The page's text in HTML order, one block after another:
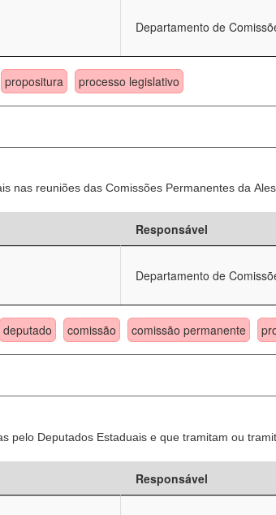
Departamento de
propositura processo legislativo
nas reuniões das Comissões Permanentes da
Responsável
Departamento de
deputado comissão comissão permanente
pelo Deputados Estaduais e que tramitam ou
Responsável